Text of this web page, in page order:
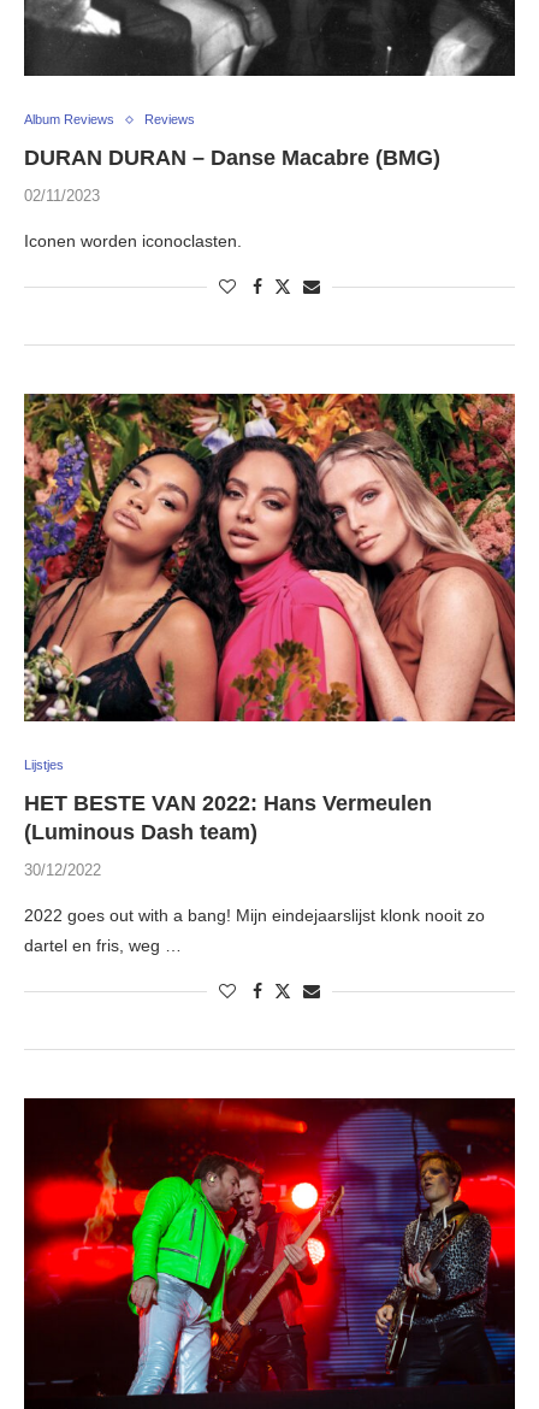
Album Reviews Reviews
DURAN DURAN – Danse Macabre (BMG)
02/11/2023
Iconen worden iconoclasten.
Lijstjes
HET BESTE VAN 2022: Hans Vermeulen
(Luminous Dash team)
30/12/2022
2022 goes out with a bang! Mijn eindejaarslijst klonk nooit zo
dartel en fris, weg …